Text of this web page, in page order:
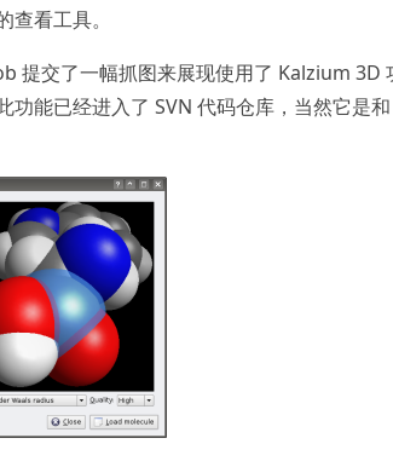
看工具。
提交了一幅抓图来展现使用了 Kalzium 3D
功能已经进入了 SVN 代码仓库，当然它是